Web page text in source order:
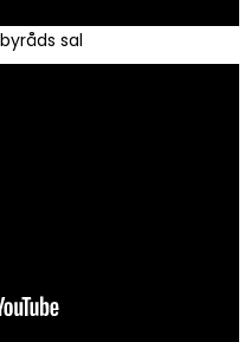
sal